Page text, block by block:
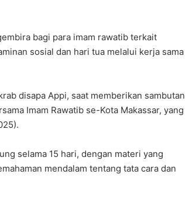
bagi para imam rawatib terkait
sosial dan hari tua melalui kerja sama
disapa Appi, saat memberikan sambutan
Imam Rawatib se-Kota Makassar, yang
selama 15 hari, dengan materi yang
mendalam tentang tata cara dan